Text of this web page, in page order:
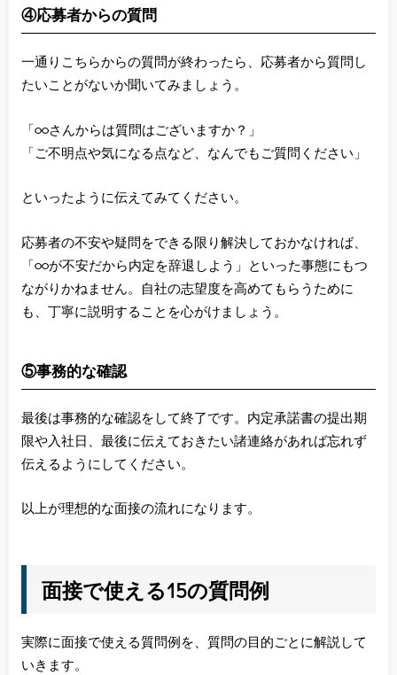
④応募者からの質問
一通りこちらからの質問が終わったら、応募者から質問し
たいことがないか聞いてみましょう。
「○○さんからは質問はございますか？」
「ご不明点や気になる点など、なんでもご質問ください」
といったように伝えてみてください。
応募者の不安や疑問をできる限り解決しておかなければ、
「○○が不安だから内定を辞退しよう」といった事態にもつ
ながりかねません。自社の志望度を高めてもらうために
も、丁寧に説明することを心がけましょう。
⑤事務的な確認
最後は事務的な確認をして終了です。内定承諾書の提出期
限や入社日、最後に伝えておきたい諸連絡があれば忘れず
伝えるようにしてください。
以上が理想的な面接の流れになります。
面接で使える15の質問例
実際に面接で使える質問例を、質問の目的ごとに解説して
いきます。